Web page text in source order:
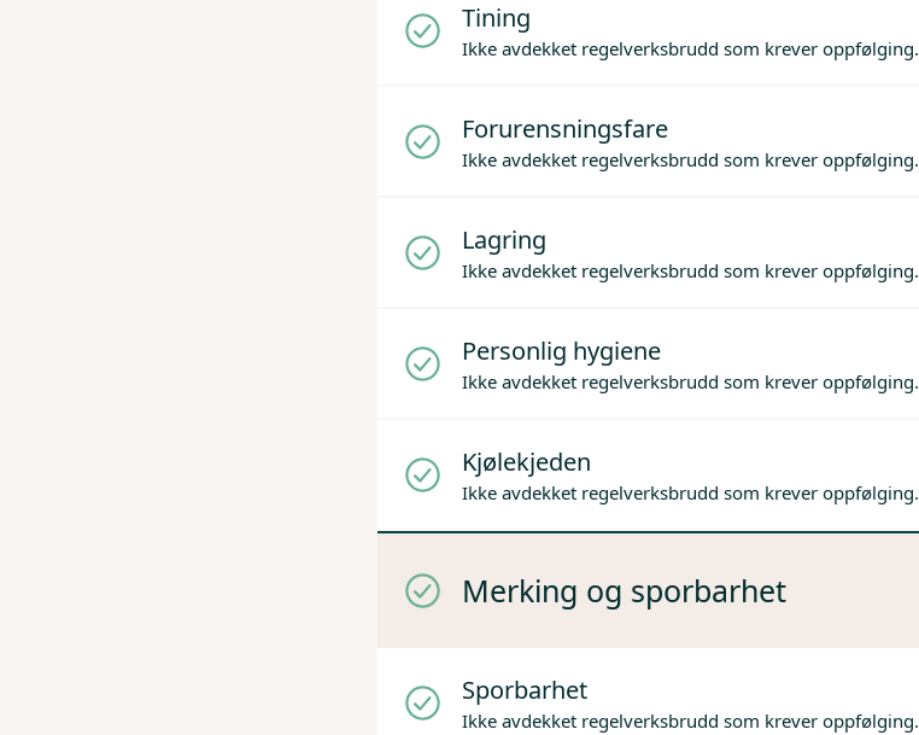
Tining
Ikke avdekket regelverksbrudd som krever oppfølging.
Forurensningsfare
Ikke avdekket regelverksbrudd som krever oppfølging.
Lagring
Ikke avdekket regelverksbrudd som krever oppfølging.
Personlig hygiene
Ikke avdekket regelverksbrudd som krever oppfølging.
Kjølekjeden
Ikke avdekket regelverksbrudd som krever oppfølging.
Merking og sporbarhet
Sporbarhet
Ikke avdekket regelverksbrudd som krever oppfølging.